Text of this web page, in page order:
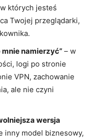
których jesteś
Twojej przeglądarki,
mnie namierzyć” – w
logi po stronie
VPN, zachowanie
ale nie czyni
wersja
inny model biznesowy,